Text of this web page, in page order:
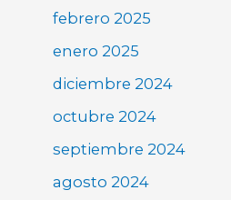
febrero 2025
enero 2025
diciembre 2024
octubre 2024
septiembre 2024
agosto 2024